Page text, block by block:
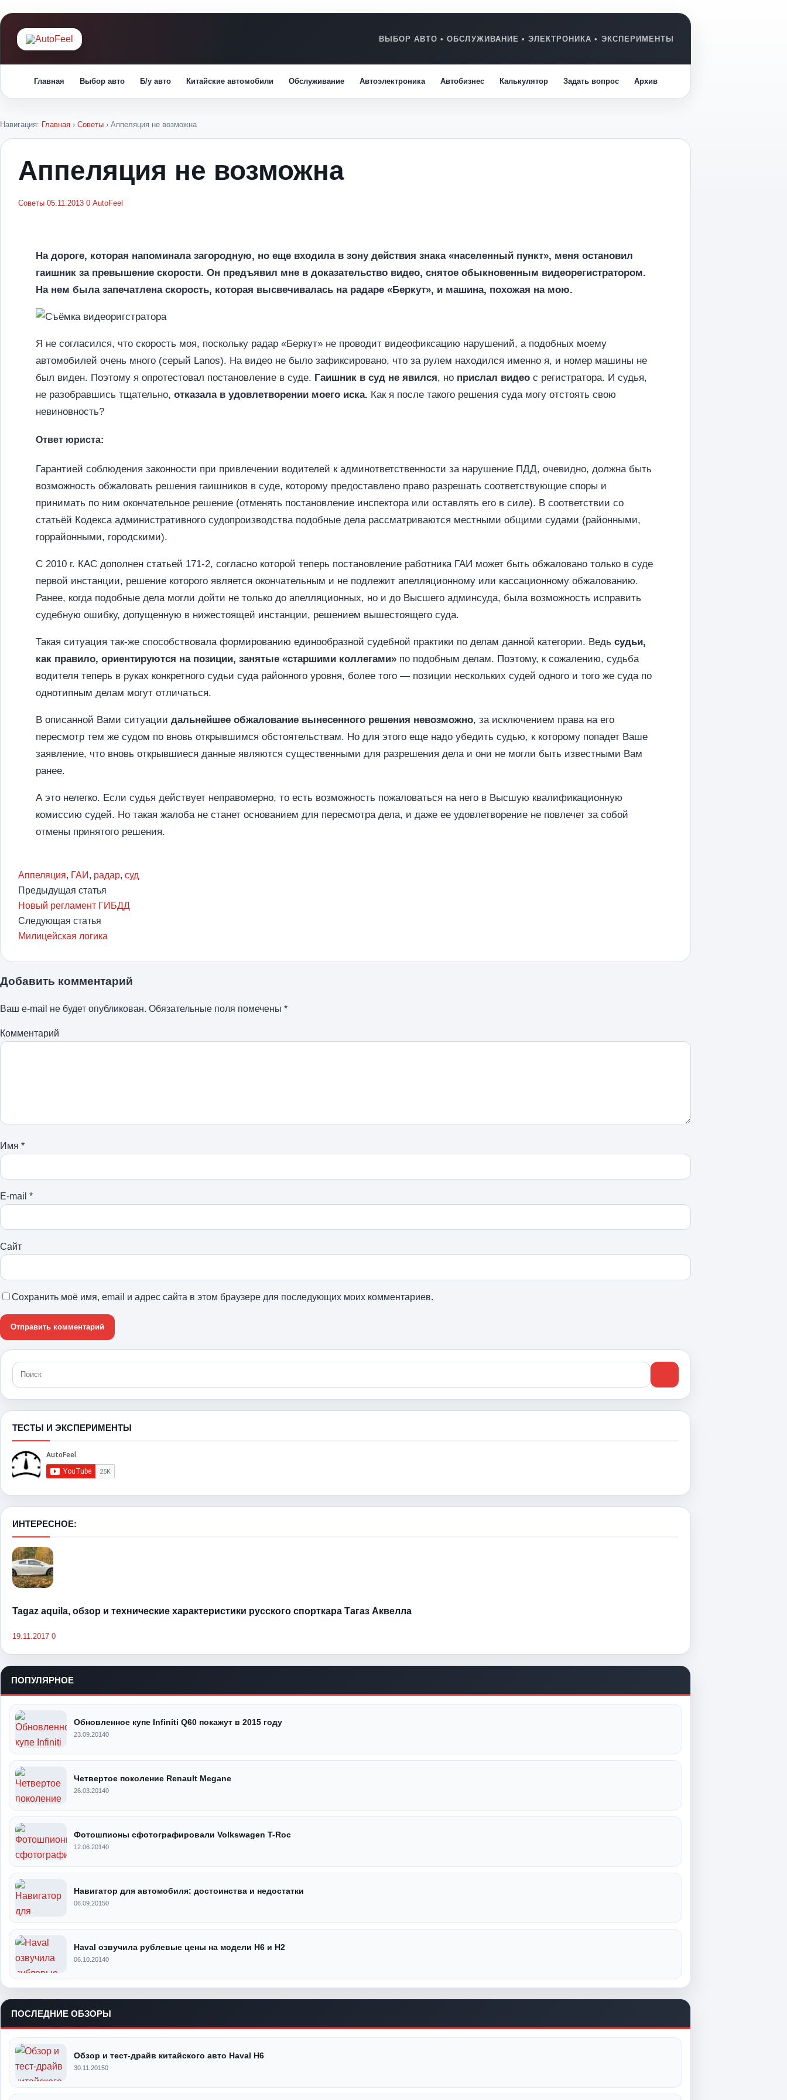
Главная Выбор авто Б/у авто Китайские автомобили Обслуживание Автоэлектроника Автобизнес Калькулятор Задать вопрос Архив
Навигация: Главная › Советы › Аппеляция не возможна
Аппеляция не возможна
Советы 05.11.2013 0 AutoFeel
На дороге, которая напоминала загородную, но еще входила в зону действия знака «населенный пункт», меня остановил
гаишник за превышение скорости. Он предъявил мне в доказательство видео, снятое обыкновенным видеорегистратором.
На нем была запечатлена скорость, которая высвечивалась на радаре «Беркут», и машина, похожая на мою.
Я не согласился, что скорость моя, поскольку радар «Беркут» не проводит видеофиксацию нарушений, а подобных моему
автомобилей очень много (серый Lanos). На видео не было зафиксировано, что за рулем находился именно я, и номер машины не
был виден. Поэтому я опротестовал постановление в суде. Гаишник в суд не явился, но прислал видео с регистратора. И судья,
не разобравшись тщательно, отказала в удовлетворении моего иска. Как я после такого решения суда могу отстоять свою
невиновность?
Ответ юриста:
Гарантией соблюдения законности при привлечении водителей к админответственности за нарушение ПДД, очевидно, должна быть
возможность обжаловать решения гаишников в суде, которому предоставлено право разрешать соответствующие споры и
принимать по ним окончательное решение (отменять постановление инспектора или оставлять его в силе). В соответствии со
статьёй Кодекса административного судопроизводства подобные дела рассматриваются местными общими судами (районными,
горрайонными, городскими).
С 2010 г. КАС дополнен статьей 171-2, согласно которой теперь постановление работника ГАИ может быть обжаловано только в суде
первой инстанции, решение которого является окончательным и не подлежит апелляционному или кассационному обжалованию.
Ранее, когда подобные дела могли дойти не только до апелляционных, но и до Высшего админсуда, была возможность исправить
судебную ошибку, допущенную в нижестоящей инстанции, решением вышестоящего суда.
Такая ситуация так-же способствовала формированию единообразной судебной практики по делам данной категории. Ведь судьи,
как правило, ориентируются на позиции, занятые «старшими коллегами» по подобным делам. Поэтому, к сожалению, судьба
водителя теперь в руках конкретного судьи суда районного уровня, более того — позиции нескольких судей одного и того же суда по
однотипным делам могут отличаться.
В описанной Вами ситуации дальнейшее обжалование вынесенного решения невозможно, за исключением права на его
пересмотр тем же судом по вновь открывшимся обстоятельствам. Но для этого еще надо убедить судью, к которому попадет Ваше
заявление, что вновь открывшиеся данные являются существенными для разрешения дела и они не могли быть известными Вам
ранее.
А это нелегко. Если судья действует неправомерно, то есть возможность пожаловаться на него в Высшую квалификационную
комиссию судей. Но такая жалоба не станет основанием для пересмотра дела, и даже ее удовлетворение не повлечет за собой
отмены принятого решения.
Аппеляция, ГАИ , радар, суд
Предыдущая статья
Новый регламент ГИБДД
Следующая статья
Милицейская логика
Добавить комментарий
Ваш e-mail не будет опубликован. Обязательные поля помечены *
Комментарий
Имя *
E-mail *
Сайт
Сохранить моё имя, email и адрес сайта в этом браузере для последующих моих комментариев.
ТЕСТЫ И ЭКСПЕРИМЕНТЫ
ИНТЕРЕСНОЕ:
Tagaz aquila, обзор и технические характеристики русского спорткара Тагаз Аквелла
19.11.2017 0
ПОПУЛЯРНОЕ
Обновленное купе Infiniti Q60 покажут в 2015 году
23.09.20140
Четвертое поколение Renault Megane
26.03.20140
Фотошпионы сфотографировали Volkswagen T-Roc
12.06.20140
Навигатор для автомобиля: достоинства и недостатки
06.09.20150
Haval озвучила рублевые цены на модели H6 и H2
06.10.20140
ПОСЛЕДНИЕ ОБЗОРЫ
Обзор и тест-драйв китайского авто Haval H6
30.11.20150